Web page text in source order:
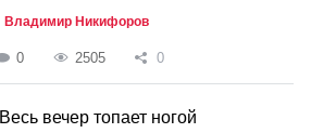
Владимир Никифоров
0 2505 0
Весь вечер топает ногой